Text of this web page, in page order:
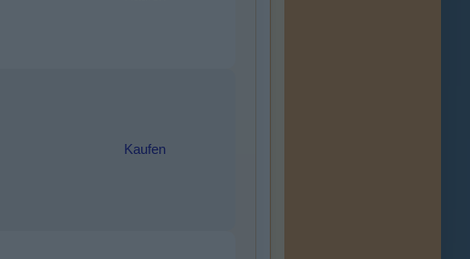
Kaufen